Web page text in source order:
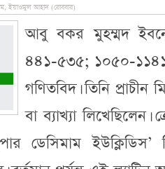
ইয়াওমুল আহাদ (রোববার)
আবু বকর মুহম্মদ
৪৪১-৫৩৫; ১০৫০-১১৪১
গণিতবিদ। তিনি
বা ব্যাখ্যা
ডেসিমাম